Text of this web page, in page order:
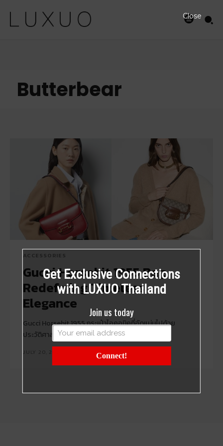
Butterbear
Gucci Horsebit 1955 Bag
Redefining Timeless
Elegance
Gucci Horsebit 1955 กระเป๋าไอคอนิคที่อัดแน่นไปด้วย
ประวัติศาสตร์ Gucci
Get Exclusive Connections
with LUXUO Thailand
Join us today
Connect!
Close